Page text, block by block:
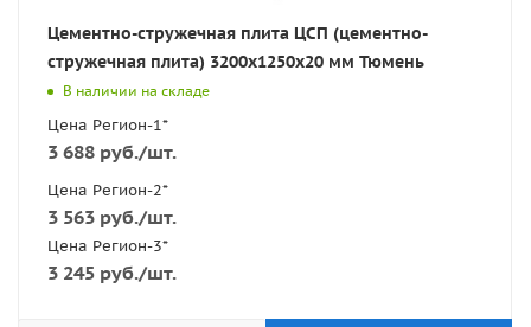
Цементно-стружечная плита ЦСП (цементно-
стружечная плита) 3200х1250х20 мм Тюмень
В наличии на складе
Цена Регион-1*
3 688 руб./шт.
Цена Регион-2*
3 563 руб./шт.
Цена Регион-3*
3 245 руб./шт.